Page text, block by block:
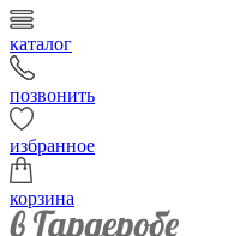
каталог
позвонить
избранное
корзина